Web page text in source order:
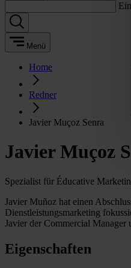
Menü
Home
Redner
Javier Muçoz Senra
Javier Muçoz
Spezialist für Éducative
Javier Muñoz hat einen
Dienstleistungsmarketing
Javier der Commercial
Eigenschaften